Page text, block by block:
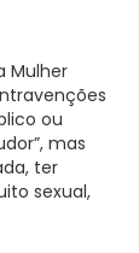
Mulher
ou
mas
ter
sexual,